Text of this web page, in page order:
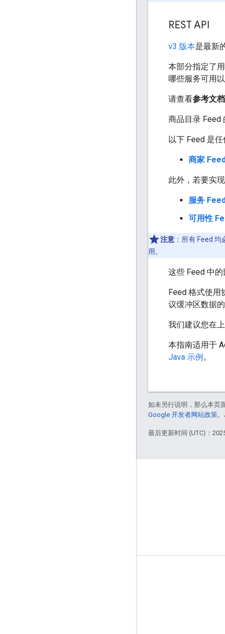
REST API
v3 版本是最新
本部分指定了
哪些服务可用以
请查看参考文
商品目录 Feed
以下 Feed 是任
商家
此外，若要实
服务
可用性
注意 ：所有 Feed
用。
这些 Feed 中
Feed 格式使用
议缓冲区数据
我们建议您在
本指南适用于
Java 示例。
如未另行说明，那么本页
Google 开发者网站政策
最后更新时间 (UTC)：